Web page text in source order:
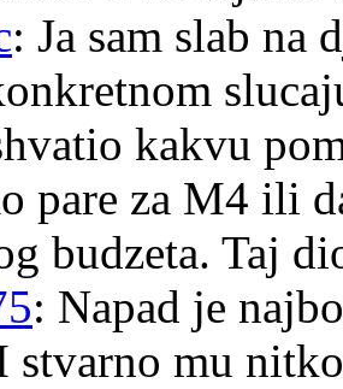
: Ja sam slab na
kakvu
pare za M4 ili
budzeta. Taj
: Napad je
stvarno mu